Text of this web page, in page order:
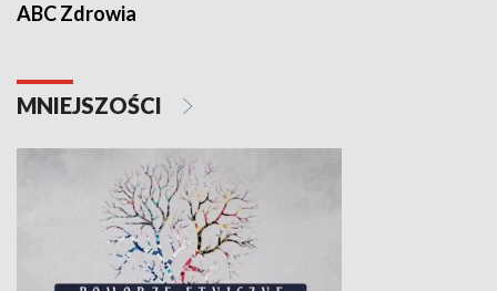
ABC Zdrowia
MNIEJSZOŚCI